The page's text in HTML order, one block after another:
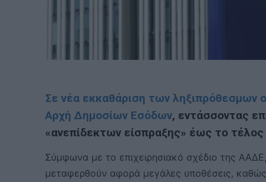
Σε νέα εκκαθάριση των
Αρχή Δημοσίων Εσόδων, εντάσσοντας
«ανεπίδεκτων είσπραξης» έως το
Σύμφωνα με το επιχειρησιακό σχέδιο της
μεταφερθούν αφορά μεγάλες υποθέσεις,